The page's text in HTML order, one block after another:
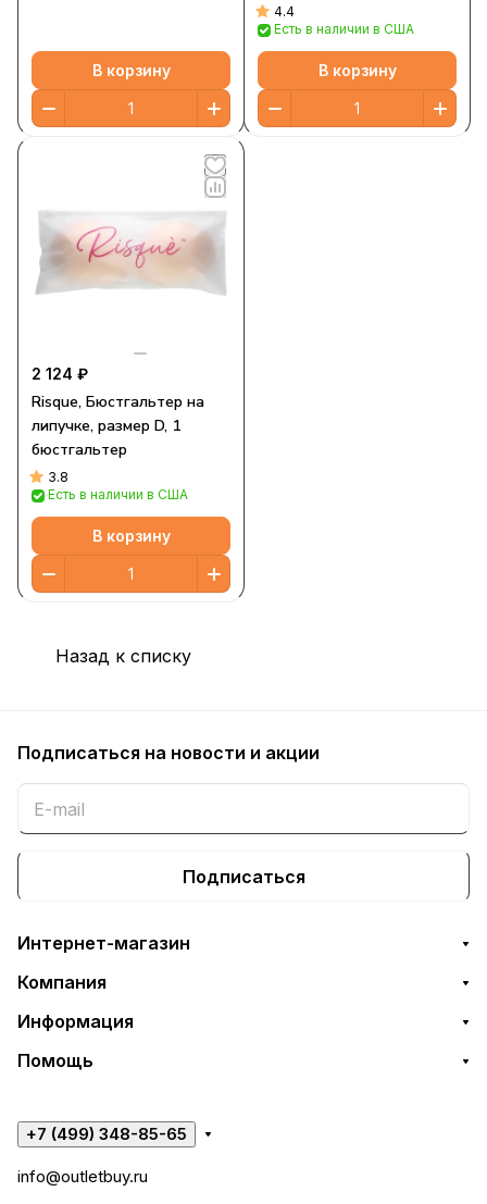
В корзину
4.4
Есть в наличии в США
В корзину
2 124 ₽
Risque, Бюстгальтер на
липучке, размер D, 1
бюстгальтер
3.8
Есть в наличии в США
В корзину
Назад к списку
Подписаться на новости и акции
Подписаться
Интернет-магазин
Компания
Информация
Помощь
+7 (499) 348-85-65
info@outletbuy.ru